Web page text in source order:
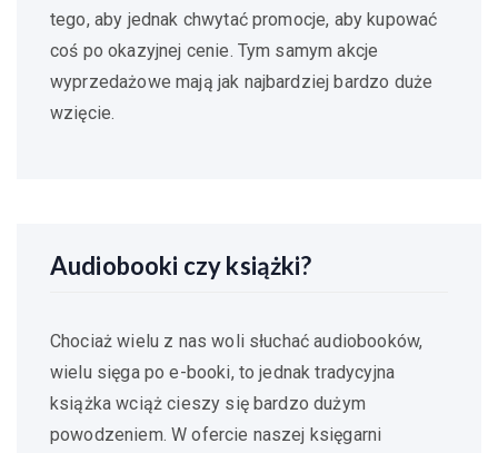
tego, aby jednak chwytać promocje, aby kupować
coś po okazyjnej cenie. Tym samym akcje
wyprzedażowe mają jak najbardziej bardzo duże
wzięcie.
Audiobooki czy książki?
Chociaż wielu z nas woli słuchać audiobooków,
wielu sięga po e-booki, to jednak tradycyjna
książka wciąż cieszy się bardzo dużym
powodzeniem. W ofercie naszej księgarni